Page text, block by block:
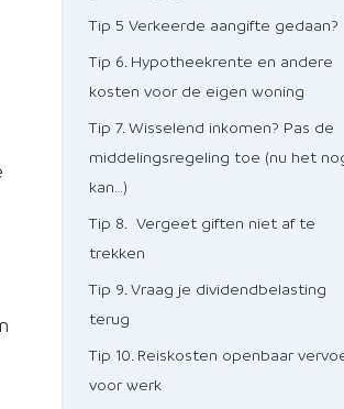
Tip 5 Verkeerde aangifte gedaan?
Tip 6. Hypotheekrente en andere
kosten voor de eigen woning
Tip 7. Wisselend inkomen? Pas de
middelingsregeling toe (nu het
kan…)
Tip 8. Vergeet giften niet af te
trekken
Tip 9. Vraag je dividendbelasting
terug
Tip 10. Reiskosten openbaar
voor werk